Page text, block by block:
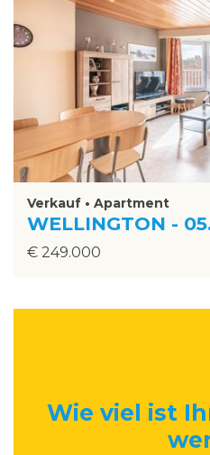
Verkauf • Apartment
WELLINGTON -
€ 249.000
Wie viel ist